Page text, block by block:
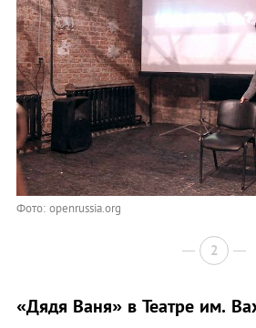
Фото: openrussia.org
2
«Дядя Ваня» в Театре им.